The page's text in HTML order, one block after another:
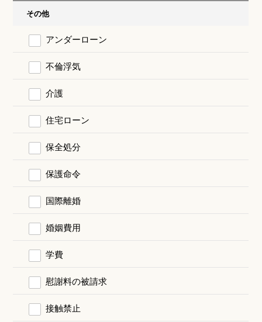
その他
アンダーローン
不倫浮気
介護
住宅ローン
保全処分
保護命令
国際離婚
婚姻費用
学費
慰謝料の被請求
接触禁止